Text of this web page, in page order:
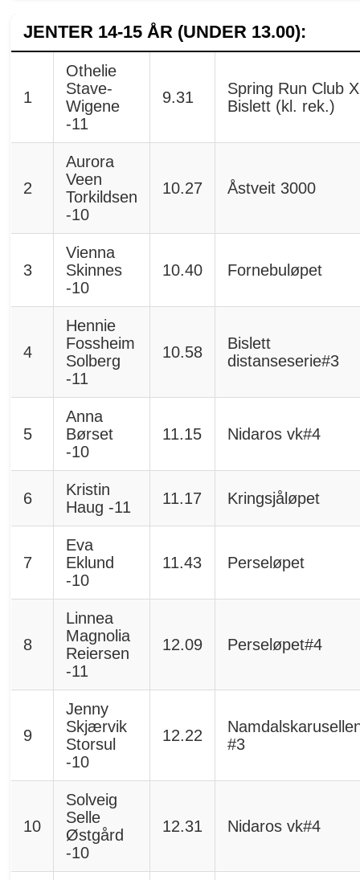
JENTER 14-15 ÅR (UNDER 13.00):
1
Othelie
Stave-
Wigene
-11
9.31
Spring Run Club X
Bislett (kl. rek.)
2
Aurora
Veen
Torkildsen
-10
10.27 Åstveit 3000
3
Vienna
Skinnes
-10
10.40 Fornebuløpet
4
Hennie
Fossheim
Solberg
-11
10.58
Bislett
distanseserie#3
5
Anna
Børset
-10
11.15 Nidaros vk#4
6
Kristin
Haug -11
11.17 Kringsjåløpet
7
Eva
Eklund
-10
11.43 Perseløpet
8
Linnea
Magnolia
Reiersen
-11
12.09 Perseløpet#4
9
Jenny
Skjærvik
Storsul
-10
12.22
#3
10
Solveig
Selle
Østgård
-10
12.31 Nidaros vk#4